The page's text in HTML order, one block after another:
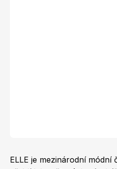
ELLE je mezinárodní